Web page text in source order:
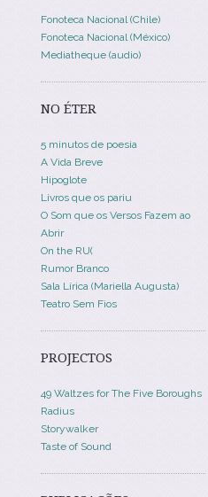
Fonoteca Nacional (Chile)
Fonoteca Nacional (México)
Mediatheque (audio)
NO ÉTER
5 minutos de poesia
A Vida Breve
Hipoglote
Livros que os pariu
O Som que os Versos Fazem ao
Abrir
On the RU(
Rumor Branco
Sala Lírica (Mariella Augusta)
Teatro Sem Fios
PROJECTOS
49 Waltzes for The Five Boroughs
Radius
Storywalker
Taste of Sound